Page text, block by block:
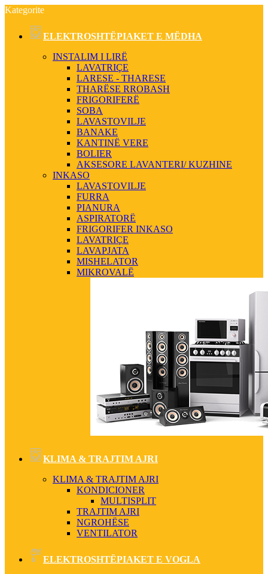
Kategorite
ELEKTROSHTËPIAKET E MËDHA
INSTALIM I LIRË
LAVATRIÇE
LARESE - THARESE
THARËSE RROBASH
FRIGORIFERË
SOBA
LAVASTOVILJE
BANAKE
KANTINË VERE
BOLIER
AKSESORE LAVANTERI/ KUZHINE
INKASO
LAVASTOVILJE
FURRA
PIANURA
ASPIRATORË
FRIGORIFER INKASO
LAVATRIÇE
LAVAPJATA
MISHELATOR
MIKROVALË
KLIMA & TRAJTIM AJRI
KLIMA & TRAJTIM AJRI
KONDICIONER
MULTISPLIT
TRAJTIM AJRI
NGROHËSE
VENTILATOR
ELEKTROSHTËPIAKET E VOGLA